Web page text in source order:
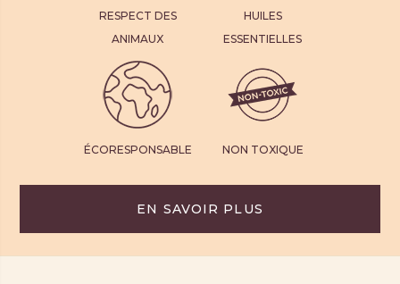
RESPECT DES
ANIMAUX
HUILES
ESSENTIELLES
ÉCORESPONSABLE NON TOXIQUE
EN SAVOIR PLUS